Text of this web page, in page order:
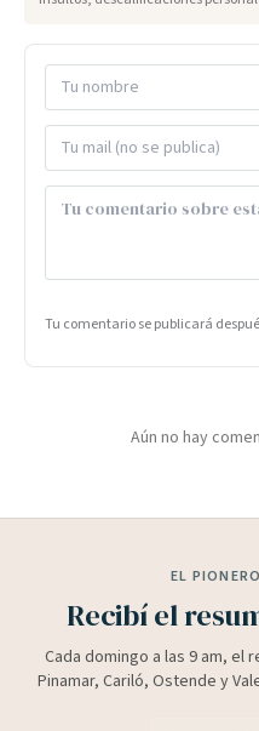
Tu comentario se publicará
Aún no hay
EL
Recibí el
Cada domingo a las 9 am, el
Pinamar, Cariló, Ostende y